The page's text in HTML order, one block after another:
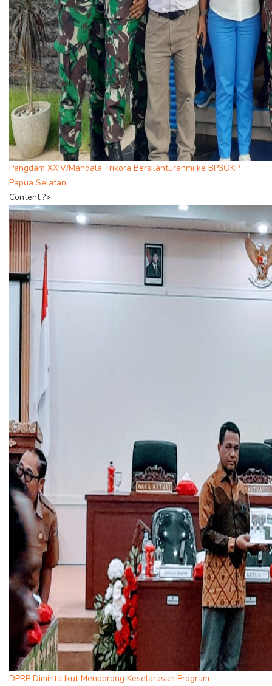
Pangdam XXIV/Mandala Trikora Bersilahturahmi ke BP3OKP
Papua Selatan
Content;?>
DPRP Diminta Ikut Mendorong Keselarasan Program